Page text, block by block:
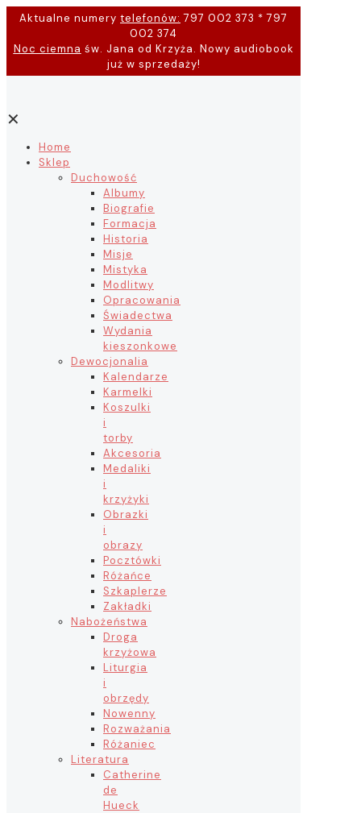
Aktualne numery telefonów: 797 002 373 * 797
002 374
Noc ciemna św. Jana od Krzyża. Nowy audiobook
już w sprzedaży!
✕
Home
Sklep
Duchowość
Albumy
Biografie
Formacja
Historia
Misje
Mistyka
Modlitwy
Opracowania
Świadectwa
Wydania
kieszonkowe
Dewocjonalia
Kalendarze
Karmelki
Koszulki
i
torby
Akcesoria
Medaliki
i
krzyżyki
Obrazki
i
obrazy
Pocztówki
Różańce
Szkaplerze
Zakładki
Nabożeństwa
Droga
krzyżowa
Liturgia
i
obrzędy
Nowenny
Rozważania
Różaniec
Literatura
Catherine
de
Hueck